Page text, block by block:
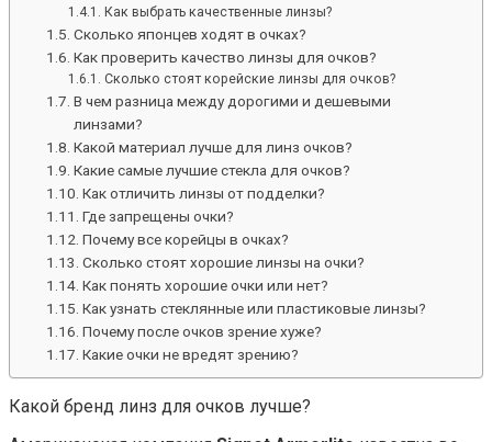
Как выбрать качественные линзы?
Сколько японцев ходят в очках?
Как проверить качество линзы для очков?
Сколько стоят корейские линзы для очков?
В чем разница между дорогими и дешевыми
линзами?
Какой материал лучше для линз очков?
Какие самые лучшие стекла для очков?
Как отличить линзы от подделки?
Где запрещены очки?
Почему все корейцы в очках?
Сколько стоят хорошие линзы на очки?
Как понять хорошие очки или нет?
Как узнать стеклянные или пластиковые линзы?
Почему после очков зрение хуже?
Какие очки не вредят зрению?
Какой бренд линз для очков лучше?